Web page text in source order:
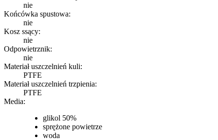
nie
Końcówka spustowa:
nie
Kosz ssący:
nie
Odpowietrznik:
nie
Materiał uszczelnień kuli:
PTFE
Materiał uszczelnień trzpienia:
PTFE
Media:
glikol 50%
sprężone powietrze
woda